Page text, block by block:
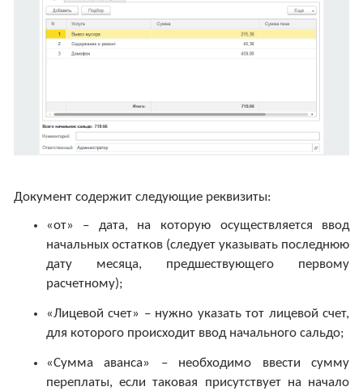
Документ содержит следующие реквизиты:
«от» – дата, на которую осуществляется ввод
начальных остатков (следует указывать последнюю
дату месяца, предшествующего первому
расчетному);
«Лицевой счет» – нужно указать тот лицевой счет,
для которого происходит ввод начального сальдо;
«Сумма аванса» – необходимо ввести сумму
переплаты, если таковая присутствует на начало